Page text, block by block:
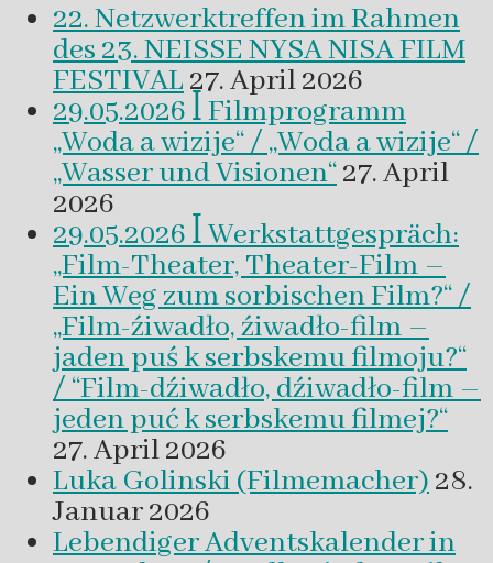
22. Netzwerktreffen im Rahmen
des 23. NEISSE NYSA NISA FILM
FESTIVAL27. April 2026
29.05.2026 ꟾ Filmprogramm
„Woda a wizije“ / „Woda a wizije“ /
„Wasser und Visionen“27. April
2026
29.05.2026 ꟾ Werkstattgespräch:
„Film-Theater, Theater-Film –
Ein Weg zum sorbischen Film?“ /
„Film-źiwadło, źiwadło-film –
jaden puś k serbskemu filmoju?“
/ “Film-dźiwadło, dźiwadło-film –
jeden puć k serbskemu filmej?“
27. April 2026
Luka Golinski (Filmemacher)28.
Januar 2026
Lebendiger Adventskalender in